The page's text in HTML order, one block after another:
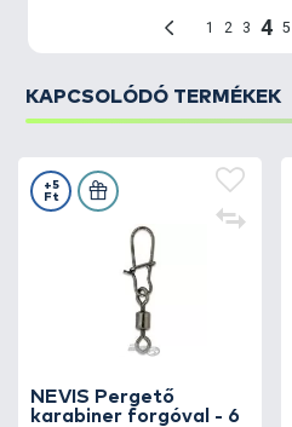
KAPCSOLÓDÓ TERMÉKEK
NEVIS Pergető
karabiner forgóval - 6
+5
Ft